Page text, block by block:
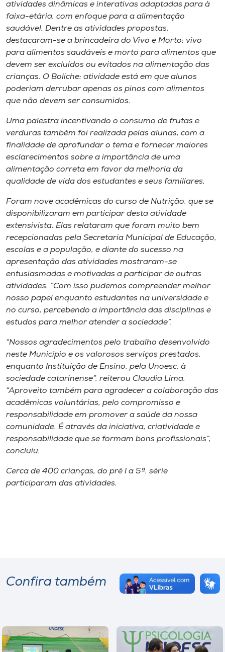
Unoesc
Store
Selecione
o idioma
A+
A-
atividades dinâmicas e interativas adaptadas para à
faixa-etária, com enfoque para a alimentação
saudável. Dentre as atividades propostas,
destacaram-se a brincadeira do Vivo e Morto: vivo
para alimentos saudáveis e morto para alimentos que
devem ser excluídos ou evitados na alimentação das
crianças. O Boliche: atividade está em que alunos
poderiam derrubar apenas os pinos com alimentos
que não devem ser consumidos.
Uma palestra incentivando o consumo de frutas e
verduras também foi realizada pelas alunas, com a
finalidade de aprofundar o tema e fornecer maiores
esclarecimentos sobre a importância de uma
alimentação correta em favor da melhoria da
qualidade de vida dos estudantes e seus familiares.
Foram nove acadêmicas do curso de Nutrição, que se
disponibilizaram em participar desta atividade
extensivista. Elas relataram que foram muito bem
recepcionadas pela Secretaria Municipal de Educação,
escolas e a população, e diante do sucesso na
apresentação das atividades mostraram-se
entusiasmadas e motivadas a participar de outras
atividades. “Com isso pudemos compreender melhor
nosso papel enquanto estudantes na universidade e
no curso, percebendo a importância das disciplinas e
estudos para melhor atender a sociedade”.
“Nossos agradecimentos pelo trabalho desenvolvido
neste Município e os valorosos serviços prestados,
enquanto Instituição de Ensino, pela Unoesc, à
sociedade catarinense”, reiterou Claudia Lima.
“Aproveito também para agradecer a colaboração das
acadêmicas voluntárias, pelo compromisso e
responsabilidade em promover a saúde da nossa
comunidade. É através da iniciativa, criatividade e
responsabilidade que se formam bons profissionais”,
concluiu.
Cerca de 400 crianças, do pré I a 5ª. série
participaram das atividades.
Confira também